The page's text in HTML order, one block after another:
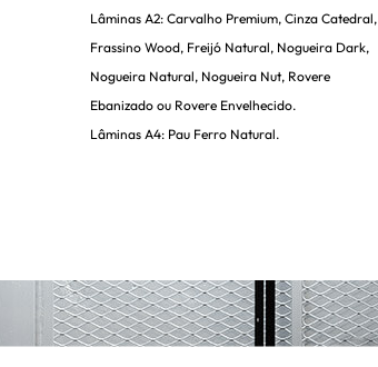
Lâminas A2: Carvalho Premium, Cinza Catedral,
Frassino Wood, Freijó Natural, Nogueira Dark,
Nogueira Natural, Nogueira Nut, Rovere
Ebanizado ou Rovere Envelhecido.
Lâminas A4: Pau Ferro Natural.